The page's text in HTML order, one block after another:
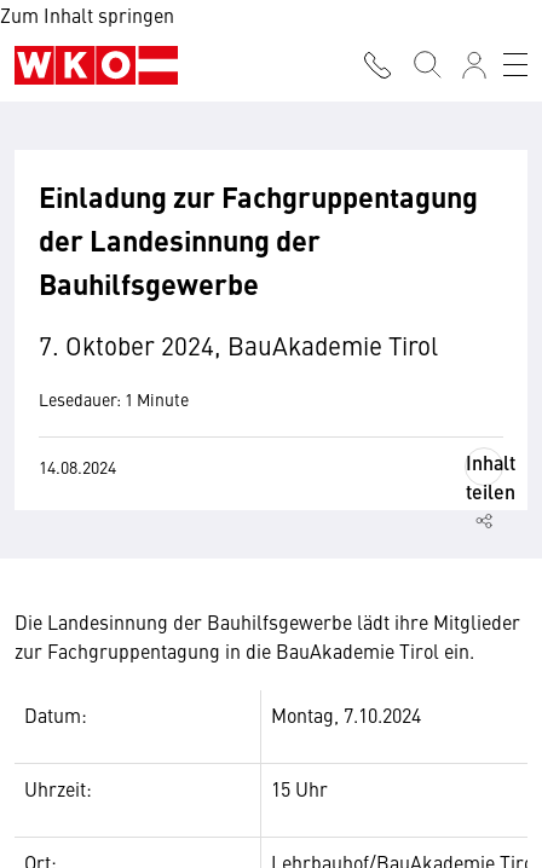
Zum Inhalt springen
Einladung zur Fachgruppentagung
der Landesinnung der
Bauhilfsgewerbe
7. Oktober 2024, BauAkademie Tirol
Lesedauer: 1 Minute
14.08.2024
Inhalt
teilen
Die Landesinnung der Bauhilfsgewerbe lädt ihre Mitglieder
zur Fachgruppentagung in die BauAkademie Tirol ein.
Datum: Montag, 7.10.2024
Uhrzeit: 15 Uhr
Ort:
Lehrbauhof/BauAkademie Tirol